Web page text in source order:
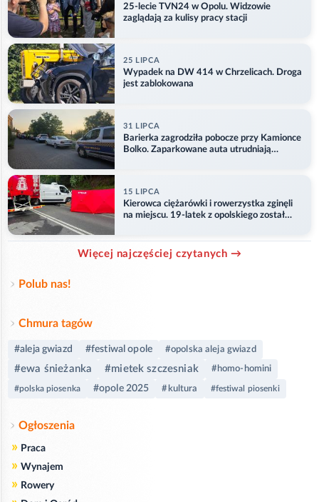
25-lecie TVN24 w Opolu. Widzowie
zaglądają za kulisy pracy stacji
25 LIPCA
Wypadek na DW 414 w Chrzelicach. Droga
jest zablokowana
31 LIPCA
Barierka zagrodziła pobocze przy Kamionce
Bolko. Zaparkowane auta utrudniają
15 LIPCA
Kierowca ciężarówki i rowerzystka zginęli
na miejscu. 19-latek z opolskiego został
Więcej najczęściej czytanych →
Polub nas!
Chmura tagów
#aleja gwiazd #festiwal opole #opolska aleja gwiazd
#ewa śnieżanka #mietek szczesniak #homo-homini
#polska piosenka #opole 2025 #kultura #festiwal piosenki
Ogłoszenia
» Praca
» Wynajem
» Rowery